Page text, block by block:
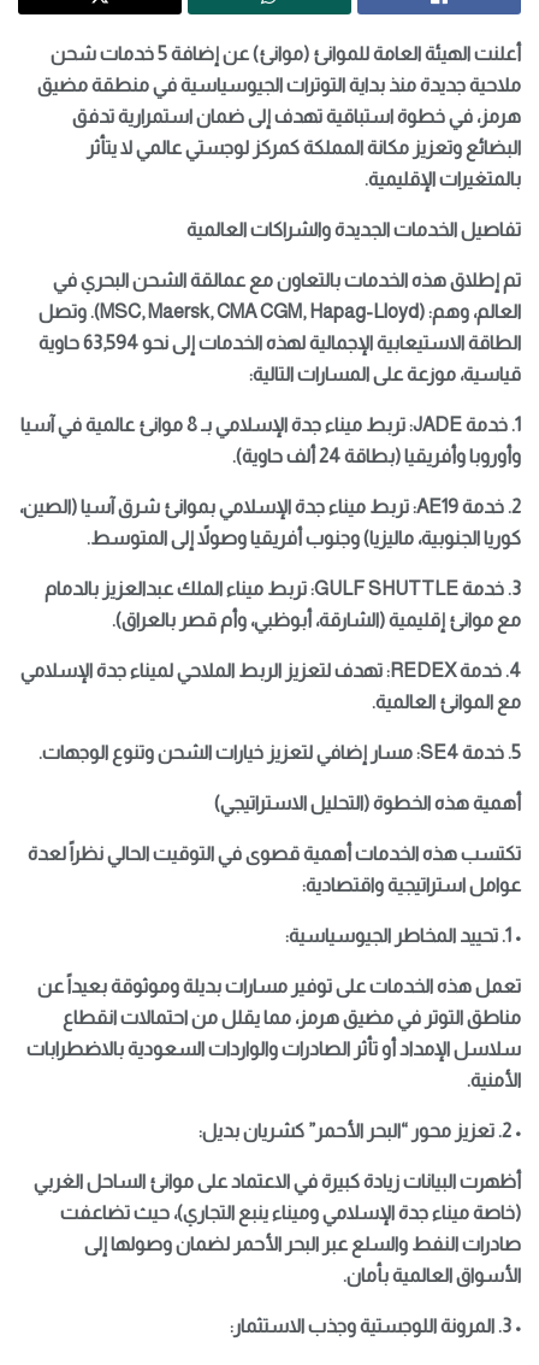
أعلنت الهيئة العامة للموانئ (موانئ) عن إضافة 5 خدمات شحن
ملاحية جديدة منذ بداية التوترات الجيوسياسية في منطقة مضيق
هرمز، في خطوة استباقية تهدف إلى ضمان استمرارية تدفق
البضائع وتعزيز مكانة المملكة كمركز لوجستي عالمي لا يتأثر
بالمتغيرات الإقليمية.
تفاصيل الخدمات الجديدة والشراكات العالمية
تم إطلاق هذه الخدمات بالتعاون مع عمالقة الشحن البحري في
العالم، وهم: (MSC, Maersk, CMA CGM, Hapag-Lloyd). وتصل
الطاقة الاستيعابية الإجمالية لهذه الخدمات إلى نحو 63,594 حاوية
قياسية، موزعة على المسارات التالية:
1.
خدمة JADE: تربط ميناء جدة الإسلامي بـ 8 موانئ عالمية في آسيا
وأوروبا وأفريقيا (بطاقة 24 ألف حاوية).
2.
خدمة AE19: تربط ميناء جدة الإسلامي بموانئ شرق آسيا (الصين،
كوريا الجنوبية، ماليزيا) وجنوب أفريقيا وصولاً إلى المتوسط.
3.
خدمة GULF SHUTTLE: تربط ميناء الملك عبدالعزيز بالدمام
مع موانئ إقليمية (الشارقة، أبوظبي، وأم قصر بالعراق).
4.
خدمة REDEX: تهدف لتعزيز الربط الملاحي لميناء جدة الإسلامي
مع الموانئ العالمية.
5. خدمة SE4: مسار إضافي لتعزيز خيارات الشحن وتنوع الوجهات.
أهمية هذه الخطوة (التحليل الاستراتيجي)
تكتسب هذه الخدمات أهمية قصوى في التوقيت الحالي نظراً لعدة
عوامل استراتيجية واقتصادية:
• 1. تحييد المخاطر الجيوسياسية:
تعمل هذه الخدمات على توفير مسارات بديلة وموثوقة بعيداً عن
مناطق التوتر في مضيق هرمز، مما يقلل من احتمالات انقطاع
سلاسل الإمداد أو تأثر الصادرات والواردات السعودية بالاضطرابات
الأمنية.
• 2. تعزيز محور “البحر الأحمر” كشريان بديل:
أظهرت البيانات زيادة كبيرة في الاعتماد على موانئ الساحل الغربي
(خاصة ميناء جدة الإسلامي وميناء ينبع التجاري)، حيث تضاعفت
صادرات النفط والسلع عبر البحر الأحمر لضمان وصولها إلى
الأسواق العالمية بأمان.
• 3. المرونة اللوجستية وجذب الاستثمار: